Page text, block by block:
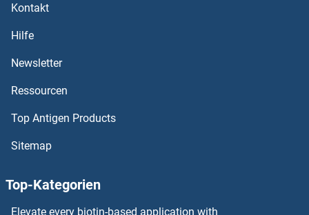
CACNG1 Antikörper
CACNB4 Antikörper
CACNB3 Antikörper
Kontakt
Hilfe
Newsletter
Ressourcen
Top Antigen Products
Sitemap
Top-Kategorien
Elevate every biotin-based application with